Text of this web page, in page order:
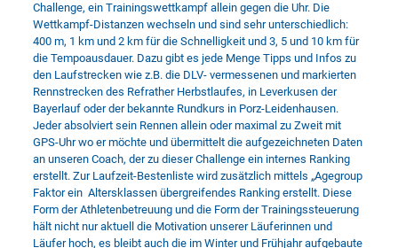
Challenge, ein Trainingswettkampf allein gegen die Uhr. Die
Wettkampf-Distanzen wechseln und sind sehr unterschiedlich:
400 m, 1 km und 2 km für die Schnelligkeit und 3, 5 und 10 km für
die Tempoausdauer. Dazu gibt es jede Menge Tipps und Infos zu
den Laufstrecken wie z.B. die DLV- vermessenen und markierten
Rennstrecken des Refrather Herbstlaufes, in Leverkusen der
Bayerlauf oder der bekannte Rundkurs in Porz-Leidenhausen.
Jeder absolviert sein Rennen allein oder maximal zu Zweit mit
GPS-Uhr wo er möchte und übermittelt die aufgezeichneten Daten
an unseren Coach, der zu dieser Challenge ein internes Ranking
erstellt. Zur Laufzeit-Bestenliste wird zusätzlich mittels „Agegroup
Faktor ein Altersklassen übergreifendes Ranking erstellt. Diese
Form der Athletenbetreuung und die Form der Trainingssteuerung
hält nicht nur aktuell die Motivation unserer Läuferinnen und
Läufer hoch, es bleibt auch die im Winter und Frühjahr aufgebaute